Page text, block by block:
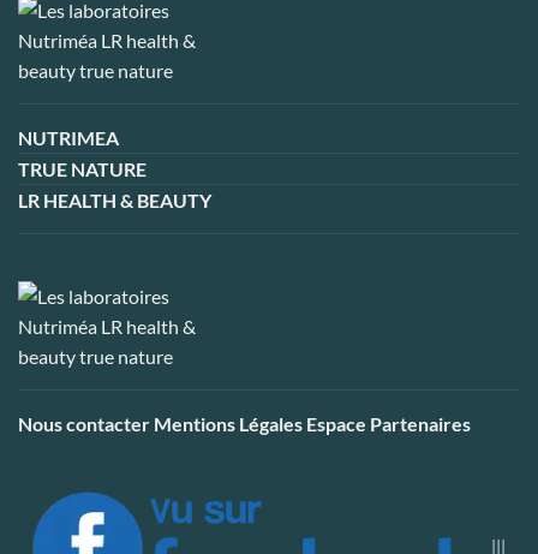
NUTRIMEA
TRUE NATURE
LR HEALTH & BEAUTY
Nous contacter Mentions Légales Espace Partenaires
|||